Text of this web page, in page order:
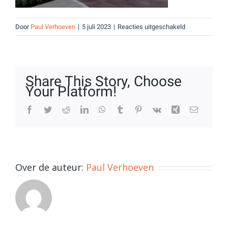
Door Paul Verhoeven | 5 juli 2023 | Reacties uitgeschakeldvoor
Share This Story, Choose
Your Platform!
Facebook
TwitterRedditLinkedInWhatsApp
Tumblr Pinterest
Vk Xing E-
Over de auteur: Paul Verhoeven